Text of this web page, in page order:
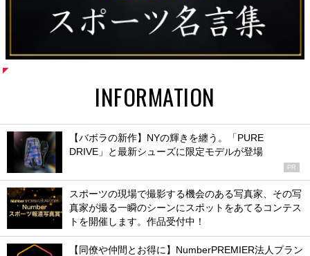
INFORMATION
【バボラの新作】NYの輝きを纏う。「PURE
DRIVE」と最新シューズに限定モデルが登場
PR
スポーツの現場で撮影する機会のある写真家、その写
真家が撮る一瞬のシーンにスポットをあてるコンテス
トを開催します。作品受付中！
【同僚や仲間とお得に】NumberPREMIER法人プラン